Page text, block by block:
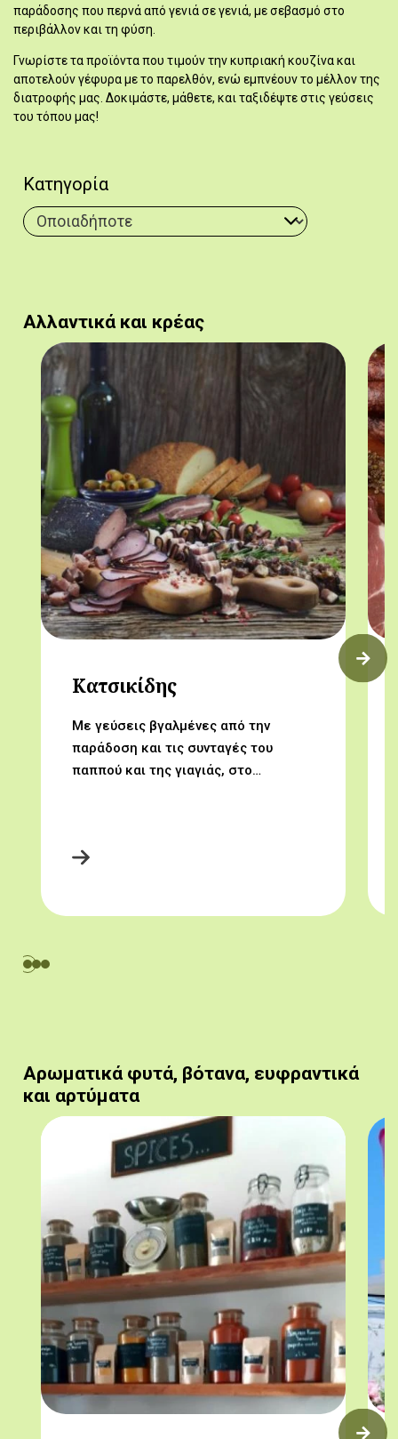
παράδοσης που περνά από γενιά σε γενιά, με σεβασμό στο
περιβάλλον και τη φύση.
Γνωρίστε τα προϊόντα που τιμούν την κυπριακή κουζίνα και
αποτελούν γέφυρα με το παρελθόν, ενώ εμπνέουν το μέλλον της
διατροφής μας. Δοκιμάστε, μάθετε, και ταξιδέψτε στις γεύσεις
του τόπου μας!
Κατηγορία
Αλλαντικά και κρέας
Κατσικίδης
Με γεύσεις βγαλμένες από την
παράδοση και τις συνταγές του
παππού και της γιαγιάς, στο…
Αρωματικά φυτά, βότανα, ευφραντικά
και αρτύματα